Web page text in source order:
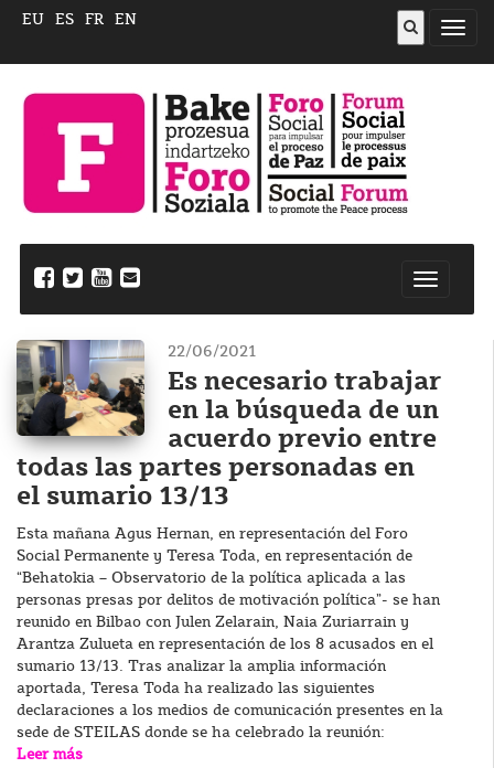
Abrir
EU ES FR EN
22/06/2021
Es necesario trabajar
en la búsqueda de un
acuerdo previo entre
todas las partes personadas en
el sumario 13/13
Esta mañana Agus Hernan, en representación del Foro
Social Permanente y Teresa Toda, en representación de
“Behatokia – Observatorio de la política aplicada a las
personas presas por delitos de motivación política”- se han
reunido en Bilbao con Julen Zelarain, Naia Zuriarrain y
Arantza Zulueta en representación de los 8 acusados en el
sumario 13/13. Tras analizar la amplia información
aportada, Teresa Toda ha realizado las siguientes
declaraciones a los medios de comunicación presentes en la
sede de STEILAS donde se ha celebrado la reunión:
Leer más